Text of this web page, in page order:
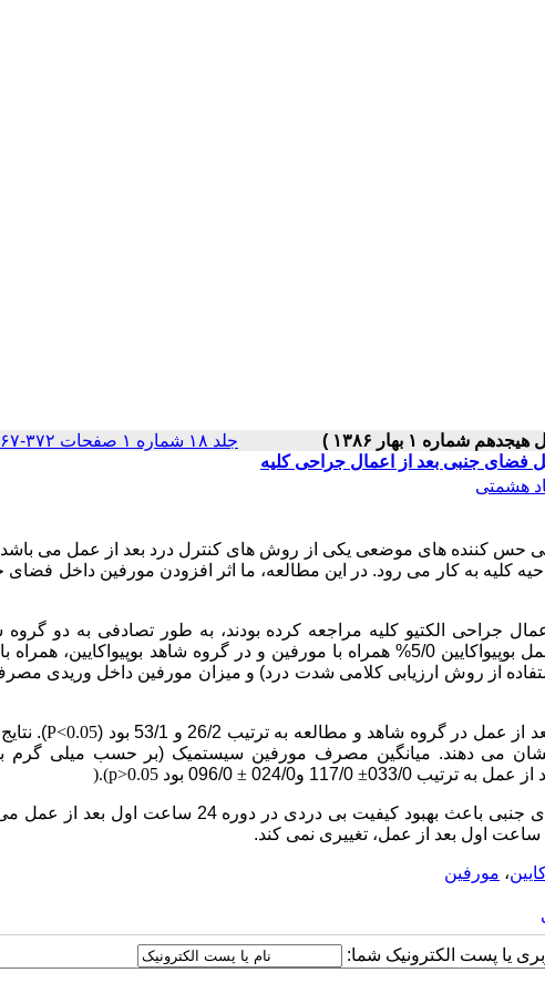
جلد ۱۸ شماره ۱ صفحات ۳۷۲-۳۶۷
هشمتی
حس کننده های موضعی یکی از روش های کنترل درد بعد از عمل می
به کار می رود. در این مطالعه، ما اثر افزودن مورفین داخل فضای
اعمال جراحی الکتیو کلیه مراجعه کرده بودند، به طور تصادفی به دو
مطالعه تقسیم شدند. در گروه مطالعه برای بی دردی بعد از عمل بوپیواکایین 5/0% همراه با مورفین و در گروه شاهد
از روش ارزیابی کلامی شدت درد) و میزان مورفین داخل وریدی
P<0.05
).
میانگین مصرف مورفین سیستمیک (بر حسب میلی گرم
±
±
.(p>0.05
)
افزودن مورفین به بوپیواکایین داخل فضای جنبی باعث بهبود کیفیت بی دردی در دوره 24
، مورفین
یا پست الکترونیک شما: